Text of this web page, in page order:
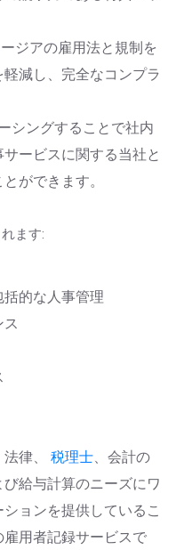
ジアの雇用法と規制を
減し、完全なコンプラ
シングすることで社内
ービスに関する当社と
ができます。
ます:
括的な人事管理
ス
法律、 税理士、会計の
給与計算のニーズにワ
ョンを提供しているこ
雇用者記録サービスで